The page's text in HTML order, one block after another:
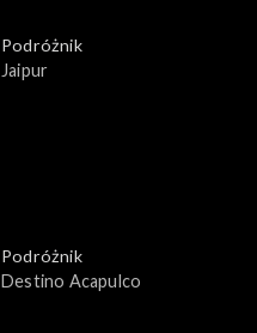
Podróżnik
Jaipur
Podróżnik
Destino Acapulco